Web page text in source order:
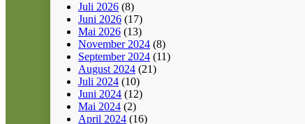
Juli 2026 (8)
Juni 2026 (17)
Mai 2026 (13)
November 2024 (8)
September 2024 (11)
August 2024 (21)
Juli 2024 (10)
Juni 2024 (12)
Mai 2024 (2)
April 2024 (16)